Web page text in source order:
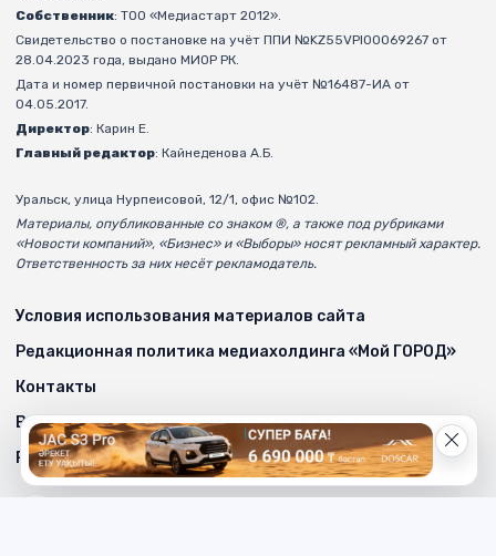
Собственник: ТОО «Медиастарт 2012».
Свидетельство о постановке на учёт ППИ №KZ55VPI00069267 от
28.04.2023 года, выдано МИОР РК.
Дата и номер первичной постановки на учёт №16487-ИА от
04.05.2017.
Директор: Карин Е.
Главный редактор: Кайнеденова А.Б.
Уральск, улица Нурпеисовой, 12/1, офис №102.
Материалы, опубликованные со знаком ®, а также под рубриками
«Новости компаний», «Бизнес» и «Выборы» носят рекламный характер.
Ответственность за них несёт рекламодатель.
Условия использования материалов сайта
Редакционная политика медиахолдинга «Мой ГОРОД»
Контакты
Возрастные ограничения на mgorod.kz
Реклама на сайте
Телефон редакции